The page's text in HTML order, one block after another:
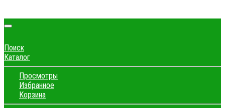
Поиск
Каталог
Просмотры
Избранное
Корзина